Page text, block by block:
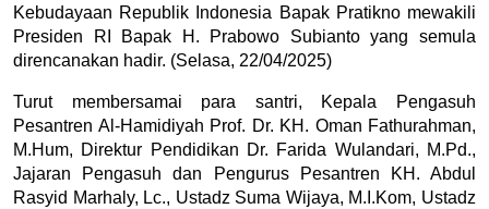
Kebudayaan Republik Indonesia Bapak Pratikno mewakili
Presiden RI Bapak H. Prabowo Subianto yang semula
direncanakan hadir. (Selasa, 22/04/2025)
Turut membersamai para santri, Kepala Pengasuh
Pesantren Al-Hamidiyah Prof. Dr. KH. Oman Fathurahman,
M.Hum, Direktur Pendidikan Dr. Farida Wulandari, M.Pd.,
Jajaran Pengasuh dan Pengurus Pesantren KH. Abdul
Rasyid Marhaly, Lc., Ustadz Suma Wijaya, M.I.Kom, Ustadz